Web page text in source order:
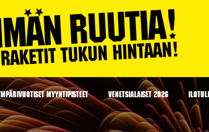
MYYNTIPISTEET VENETSIALAISET 2026